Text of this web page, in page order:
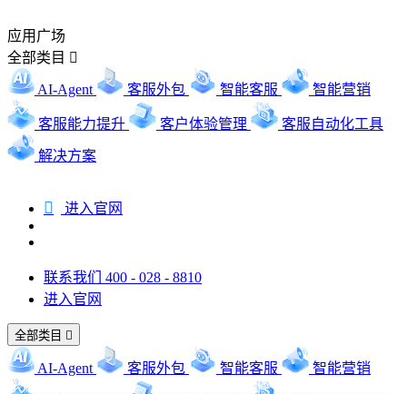
应用广场
全部类目 
AI-Agent 客服外包 智能客服 智能营销
客服能力提升 客户体验管理 客服自动化工具
解决方案
 进入官网
联系我们 400 - 028 - 8810
进入官网
全部类目 
AI-Agent 客服外包 智能客服 智能营销